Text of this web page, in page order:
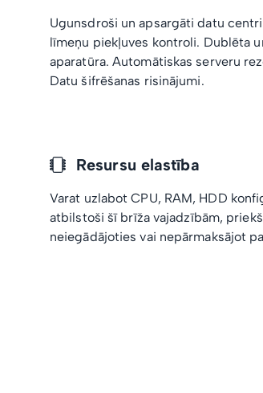
Ugunsdroši un apsargāti datu centri
līmeņu piekļuves kontroli. Dublēta
aparatūra. Automātiskas serveru
Datu šifrēšanas risinājumi.
Resursu elastība
Varat uzlabot CPU, RAM, HDD
atbilstoši šī brīža vajadzībām,
neiegādājoties vai nepārmaksājot